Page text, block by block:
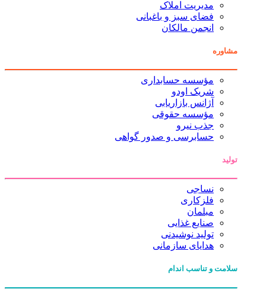
مدیریت املاک
فضای سبز و باغبانی
انجمن مالکان
مشاوره
مؤسسه حسابداری
شریک اودو
آژانس بازاریابی
مؤسسه حقوقی
جذب نیرو
حسابرسی و صدور گواهی
نساجی
فلزکاری
مبلمان
صنایع غذایی
تولید نوشیدنی
هدایای سازمانی
سلامت و تناسب اندام